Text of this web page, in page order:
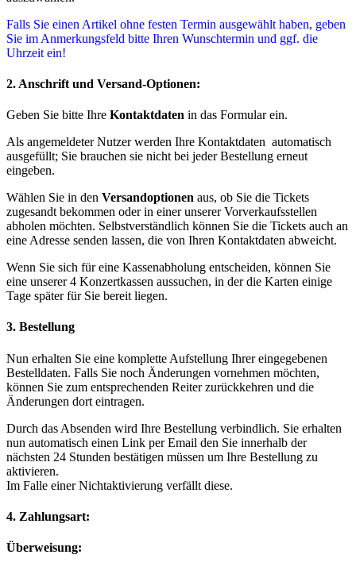
Falls Sie einen Artikel ohne festen Termin ausgewählt haben, geben
Sie im Anmerkungsfeld bitte Ihren Wunschtermin und ggf. die
Uhrzeit ein!
2. Anschrift und Versand-Optionen:
Geben Sie bitte Ihre Kontaktdaten in das Formular ein.
Als angemeldeter Nutzer werden Ihre Kontaktdaten automatisch
ausgefüllt; Sie brauchen sie nicht bei jeder Bestellung erneut
eingeben.
Wählen Sie in den Versandoptionen aus, ob Sie die Tickets
zugesandt bekommen oder in einer unserer Vorverkaufsstellen
abholen möchten. Selbstverständlich können Sie die Tickets auch an
eine Adresse senden lassen, die von Ihren Kontaktdaten abweicht.
Wenn Sie sich für eine Kassenabholung entscheiden, können Sie
eine unserer 4 Konzertkassen aussuchen, in der die Karten einige
Tage später für Sie bereit liegen.
3. Bestellung
Nun erhalten Sie eine komplette Aufstellung Ihrer eingegebenen
Bestelldaten. Falls Sie noch Änderungen vornehmen möchten,
können Sie zum entsprechenden Reiter zurückkehren und die
Änderungen dort eintragen.
Durch das Absenden wird Ihre Bestellung verbindlich. Sie erhalten
nun automatisch einen Link per Email den Sie innerhalb der
nächsten 24 Stunden bestätigen müssen um Ihre Bestellung zu
aktivieren.
Im Falle einer Nichtaktivierung verfällt diese.
4. Zahlungsart:
Überweisung: